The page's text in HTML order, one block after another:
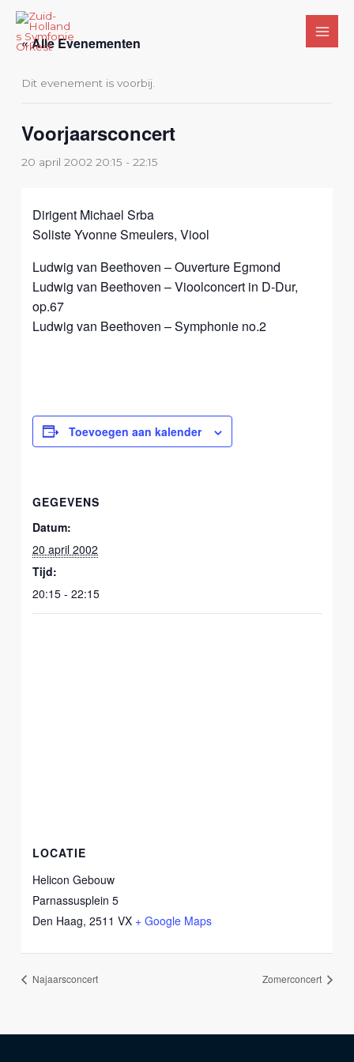
« Alle Evenementen
Dit evenement is voorbij.
Voorjaarsconcert
20 april 2002 20:15 -22:15
Dirigent Michael Srba
Soliste Yvonne Smeulers, Viool
Ludwig van Beethoven – Ouverture Egmond
Ludwig van Beethoven – Vioolconcert in D-Dur,
op.67
Ludwig van Beethoven – Symphonie no.2
Toevoegen aan kalender
GEGEVENS
Datum:
20 april 2002
Tijd:
20:15 - 22:15
LOCATIE
Helicon Gebouw
Parnassusplein 5
Den Haag, 2511 VX + Google Maps
Najaarsconcert Zomerconcert